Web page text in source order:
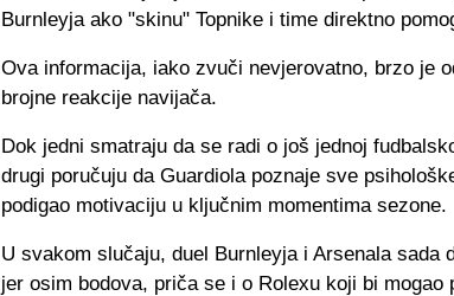
Burnleyja ako "skinu" Topnike i time direktno
Ova informacija, iako zvuči nevjerovatno, brzo je
brojne reakcije navijača.
Dok jedni smatraju da se radi o još jednoj
drugi poručuju da Guardiola poznaje sve
podigao motivaciju u ključnim momentima sezone.
U svakom slučaju, duel Burnleyja i Arsenala sada
jer osim bodova, priča se i o Rolexu koji bi mogao